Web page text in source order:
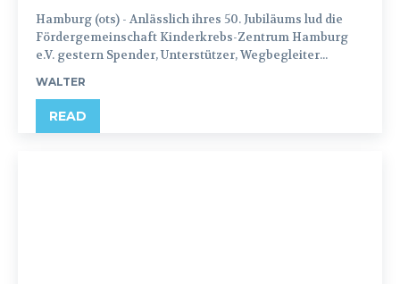
Hamburg (ots) - Anlässlich ihres 50. Jubiläums lud die
Fördergemeinschaft Kinderkrebs-Zentrum Hamburg
e.V. gestern Spender, Unterstützer, Wegbegleiter...
WALTER
READ